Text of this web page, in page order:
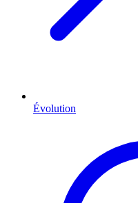
Évolution